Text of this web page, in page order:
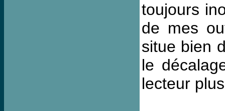
toujours
de mes
situe bien
le
lecteur